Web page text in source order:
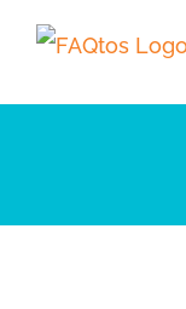
Skip
content